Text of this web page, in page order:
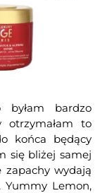
bardzo
otrzymałam to
końca będący
się bliżej samej
wydają
Lemon,